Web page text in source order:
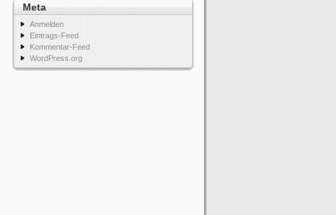
Meta
Anmelden
Eintrags-Feed
Kommentar-Feed
WordPress.org